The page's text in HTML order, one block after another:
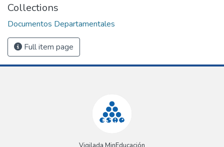
Collections
Documentos Departamentales
Full item page